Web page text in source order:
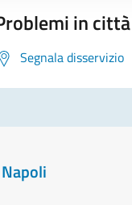
in città
Segnala disservizio